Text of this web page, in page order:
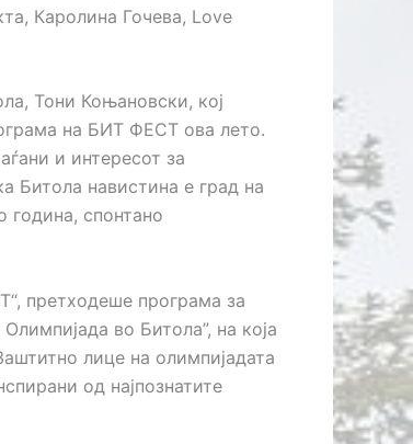
Каролина Гочева, Love
Тони Коњановски, кој
на БИТ ФЕСТ ова лето.
и интересот за
Битола навистина е град на
година, спонтано
претходеше програма за
во Битола”, на која
лице на олимпијадата
од најпознатите